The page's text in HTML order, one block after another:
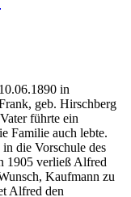
in
geb. Hirschberg
führte ein
Familie auch lebte.
die Vorschule des
1905 verließ Alfred
Kaufmann zu
Alfred den